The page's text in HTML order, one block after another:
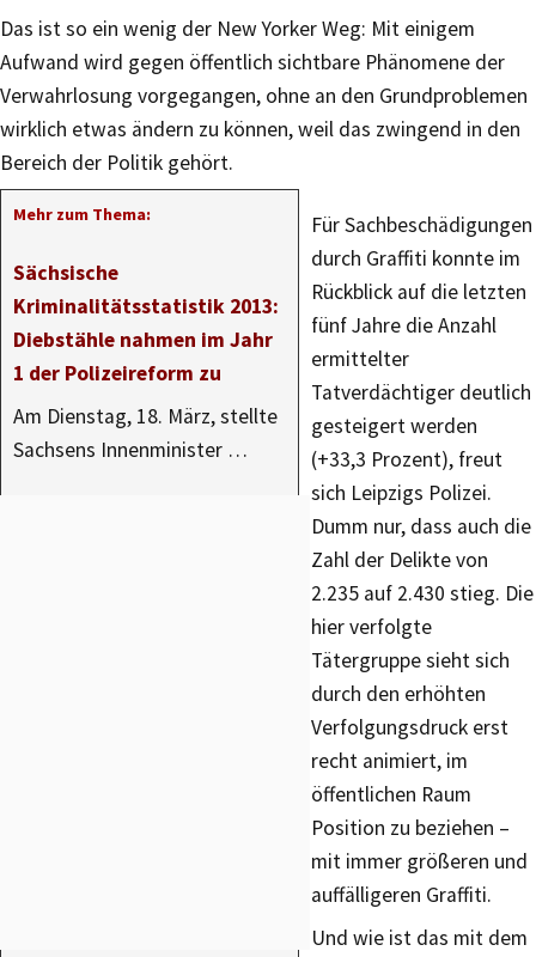
Das ist so ein wenig der New Yorker Weg: Mit einigem
Aufwand wird gegen öffentlich sichtbare Phänomene der
Verwahrlosung vorgegangen, ohne an den Grundproblemen
wirklich etwas ändern zu können, weil das zwingend in den
Bereich der Politik gehört.
Mehr zum Thema:
Sächsische
Kriminalitätsstatistik 2013:
Diebstähle nahmen im Jahr
1 der Polizeireform zu
Am Dienstag, 18. März, stellte
Sachsens Innenminister …
Für Sachbeschädigungen
durch Graffiti konnte im
Rückblick auf die letzten
fünf Jahre die Anzahl
ermittelter
Tatverdächtiger deutlich
gesteigert werden
(+33,3 Prozent), freut
sich Leipzigs Polizei.
Dumm nur, dass auch die
Zahl der Delikte von
2.235 auf 2.430 stieg. Die
hier verfolgte
Tätergruppe sieht sich
durch den erhöhten
Verfolgungsdruck erst
recht animiert, im
öffentlichen Raum
Position zu beziehen –
mit immer größeren und
auffälligeren Graffiti.
Und wie ist das mit dem